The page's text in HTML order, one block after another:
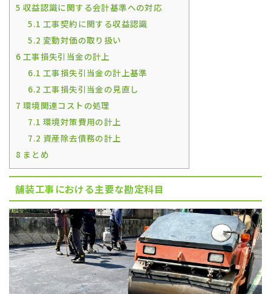
5 収益認識に関する会計基準への対応
5.1 工事契約に関する収益認識
5.2 変動対価の取り扱い
6 工事損失引当金の計上
6.1 工事損失引当金の計上基準
6.2 工事損失引当金の見直し
7 環境関連コストの処理
7.1 環境対策費用の計上
7.2 資産除去債務の計上
8 まとめ
舗装工事における主要な勘定科目